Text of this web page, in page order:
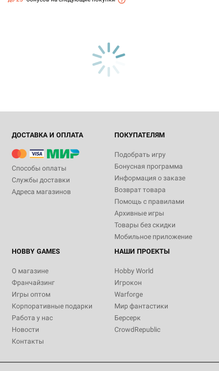
ДОСТАВКА И ОПЛАТА
Способы оплаты
Службы доставки
Адреса магазинов
ПОКУПАТЕЛЯМ
Подобрать игру
Бонусная программа
Информация о заказе
Возврат товара
Помощь с правилами
Архивные игры
Товары без скидки
Мобильное приложение
HOBBY GAMES
О магазине
Франчайзинг
Игры оптом
Корпоративные подарки
Работа у нас
Новости
Контакты
НАШИ ПРОЕКТЫ
Hobby World
Игрокон
Warforge
Мир фантастики
Берсерк
CrowdRepublic